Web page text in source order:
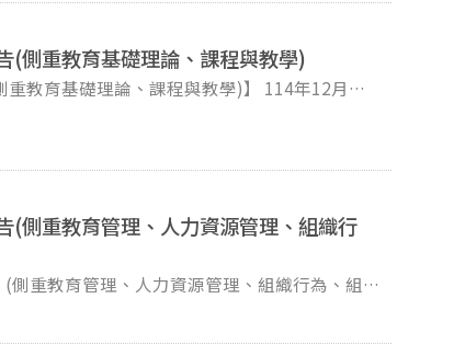
事且經查證屬實者，本校得不經預告終止勞動
例資料整
計畫專任研究助理」。 十二、甄選方
知面試。聯絡人：林雅君 助理，02-2939-3091
(側重教育基礎理論、課程與教學)
） 博士班成績單(已具助理教
SSCI、SCI(E)、TSSCI、A&HCI 或 EI)，並附
(側重教育管理、人力資源管理、組織行